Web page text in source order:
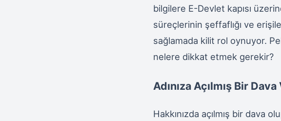
bilgilere E-Devlet kapısı
süreçlerinin şeffaflığı ve
sağlamada kilit rol oynuyor.
nelere dikkat etmek gerekir?
Adınıza Açılmış Bir
Hakkınızda açılmış bir dava